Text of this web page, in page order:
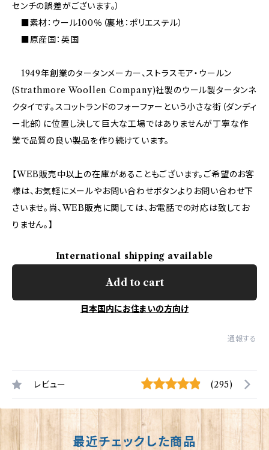
センチの誤差がございます。）
■素材：ウール100％（裏地：ポリエステル）
■原産国：英国
1949年創業のタータンメーカー、ストラスモア・ウールン
(Strathmore Woollen Company)社製のウール製タータンネ
クタイです。スコットランドのフォーファーという小さな街（ダンディ
ー北部）に位置し決して巨大な工場ではありませんが丁寧な作
業で品質の良い製品を作り続けています。
【WEB販売中以上の在庫があることもございます。ご希望のお客
様は、お気軽にメールやお問い合わせボタンよりお問い合わせ下
さいませ。尚、WEB販売に関しては、お電話での対応は致してお
りません。】
International shipping available
Add to cart
日本国内にお住まいの方向け
通報する
レビュー (295)
最近チェックした商品